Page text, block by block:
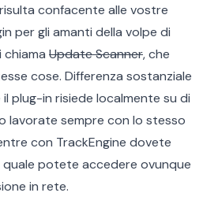
confacente alle vostre
per gli amanti della volpe di
chiama Update Scanner, che
cose. Differenza sostanziale
plug-in risiede localmente su di
lavorate sempre con lo stesso
con TrackEngine dovete
potete accedere ovunque
in rete.